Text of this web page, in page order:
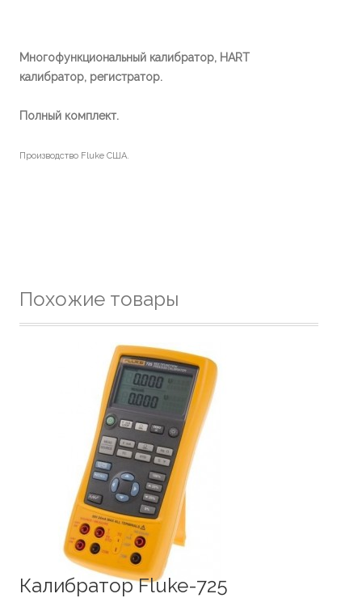
Многофункциональный калибратор, HART
калибратор, регистратор.
Полный комплект.
Производство Fluke США.
Похожие товары
Калибратор Fluke-725